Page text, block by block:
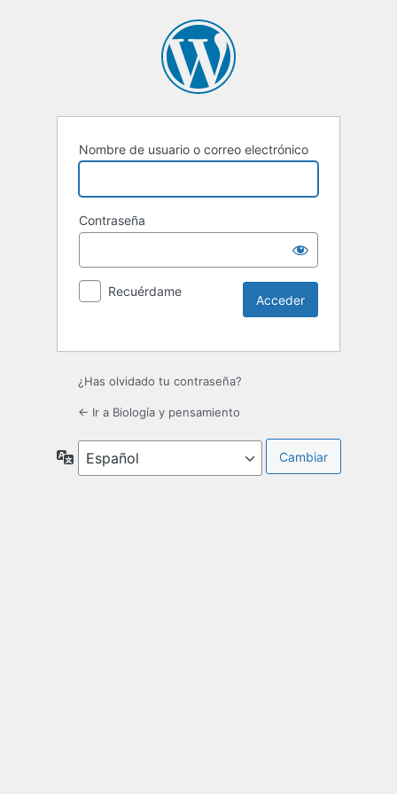
Nombre de usuario o correo electrónico
Contraseña
Recuérdame
¿Has olvidado tu contraseña?
← Ir a Biología y pensamiento
Idioma